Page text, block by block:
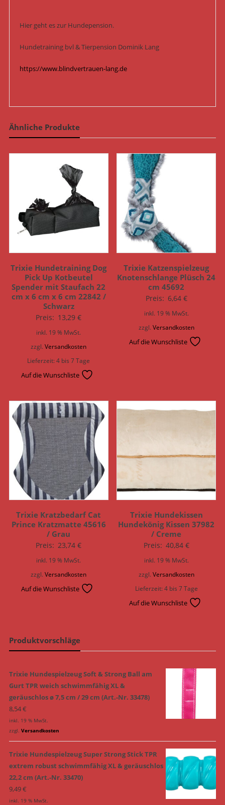
Hier geht es zur Hundepension.
Hundetraining bvl & Tierpension Dominik Lang
https://www.blindvertrauen-lang.de
Ähnliche Produkte
Trixie Hundetraining Dog
Pick Up Kotbeutel
Spender mit Staufach 22
cm x 6 cm x 6 cm 22842 /
Schwarz
Preis: 13,29€
inkl. 19 % MwSt.
zzgl.Versandkosten
Lieferzeit:4 bis 7 Tage
Auf die Wunschliste
Trixie Katzenspielzeug
Knotenschlange Plüsch 24
cm 45692
Preis: 6,64 €
inkl. 19 % MwSt.
zzgl. Versandkosten
Auf die Wunschliste
Trixie Kratzbedarf Cat
Prince Kratzmatte 45616
/ Grau
Preis: 23,74€
inkl. 19 % MwSt.
zzgl.Versandkosten
Auf die Wunschliste
Trixie Hundekissen
Hundekönig Kissen 37982
/ Creme
Preis: 40,84 €
inkl. 19 % MwSt.
zzgl.Versandkosten
Lieferzeit:4 bis 7 Tage
Auf die Wunschliste
Produktvorschläge
Trixie Hundespielzeug Soft & Strong Ball am
Gurt TPR weich schwimmfähig XL &
geräuschlos ø 7,5 cm / 29 cm (Art.-Nr. 33478)
8,54€
inkl. 19 % MwSt.
zzgl. Versandkosten
Trixie Hundespielzeug Super Strong Stick TPR
extrem robust schwimmfähig XL & geräuschlos
22,2 cm (Art.-Nr. 33470)
9,49€
inkl. 19 % MwSt.